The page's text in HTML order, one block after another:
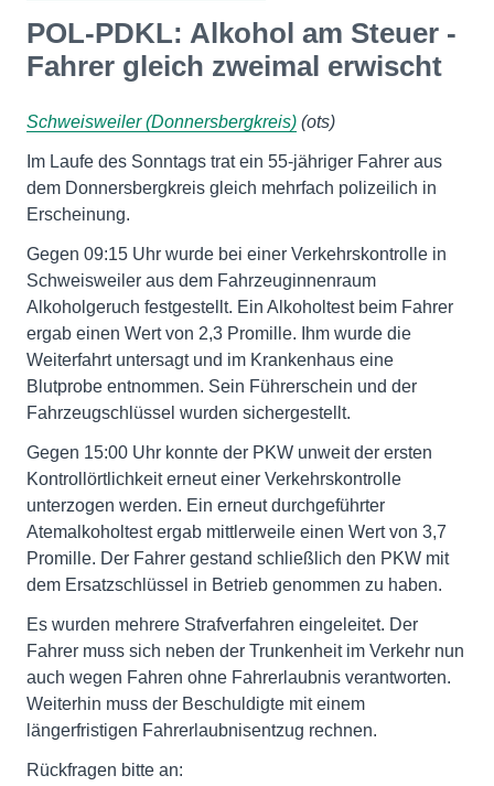
POL-PDKL: Alkohol am Steuer -
Fahrer gleich zweimal erwischt
Schweisweiler (Donnersbergkreis) (ots)
Im Laufe des Sonntags trat ein 55-jähriger Fahrer aus
dem Donnersbergkreis gleich mehrfach polizeilich in
Erscheinung.
Gegen 09:15 Uhr wurde bei einer Verkehrskontrolle in
Schweisweiler aus dem Fahrzeuginnenraum
Alkoholgeruch festgestellt. Ein Alkoholtest beim Fahrer
ergab einen Wert von 2,3 Promille. Ihm wurde die
Weiterfahrt untersagt und im Krankenhaus eine
Blutprobe entnommen. Sein Führerschein und der
Fahrzeugschlüssel wurden sichergestellt.
Gegen 15:00 Uhr konnte der PKW unweit der ersten
Kontrollörtlichkeit erneut einer Verkehrskontrolle
unterzogen werden. Ein erneut durchgeführter
Atemalkoholtest ergab mittlerweile einen Wert von 3,7
Promille. Der Fahrer gestand schließlich den PKW mit
dem Ersatzschlüssel in Betrieb genommen zu haben.
Es wurden mehrere Strafverfahren eingeleitet. Der
Fahrer muss sich neben der Trunkenheit im Verkehr nun
auch wegen Fahren ohne Fahrerlaubnis verantworten.
Weiterhin muss der Beschuldigte mit einem
längerfristigen Fahrerlaubnisentzug rechnen.
Rückfragen bitte an: